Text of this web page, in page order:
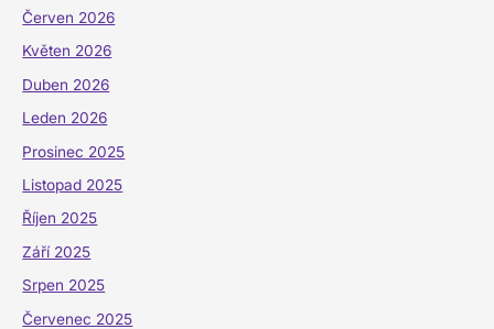
Červen 2026
Květen 2026
Duben 2026
Leden 2026
Prosinec 2025
Listopad 2025
Říjen 2025
Září 2025
Srpen 2025
Červenec 2025